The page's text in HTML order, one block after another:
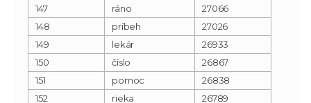
147
ráno
27066
148
príbeh
27026
149
lekár
26933
150
číslo
26867
151
pomoc
26838
152
rieka
26789